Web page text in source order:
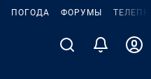
ПОГОДА ФОРУМЫ